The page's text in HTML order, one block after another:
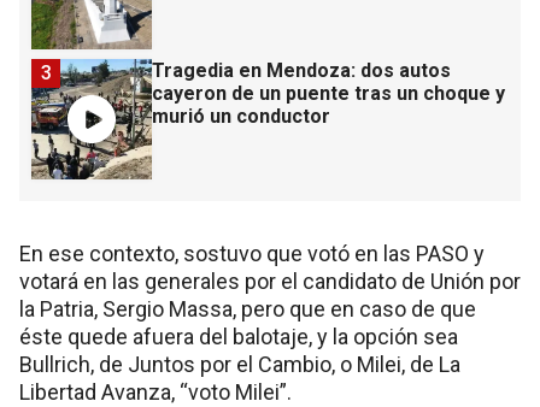
Tragedia en Mendoza: dos autos
cayeron de un puente tras un choque y
murió un conductor
3
En ese contexto, sostuvo que votó en las PASO y
votará en las generales por el candidato de Unión por
la Patria, Sergio Massa, pero que en caso de que
éste quede afuera del balotaje, y la opción sea
Bullrich, de Juntos por el Cambio, o Milei, de La
Libertad Avanza, “voto Milei”.